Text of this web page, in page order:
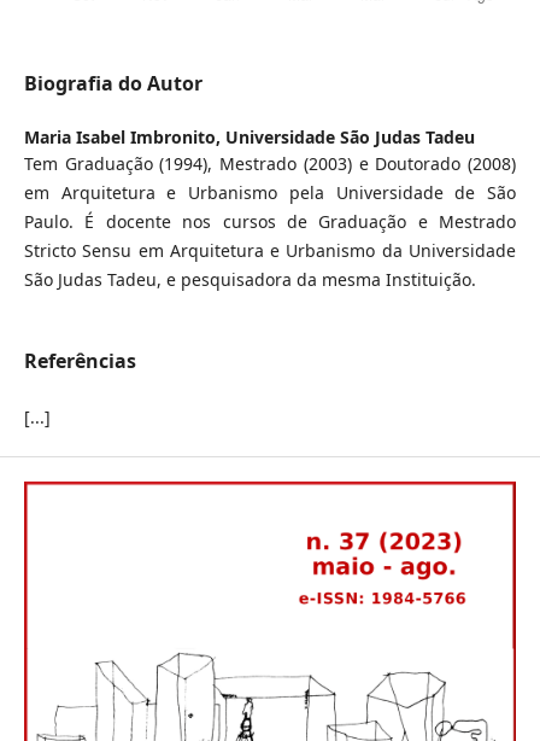
Biografia do Autor
Maria Isabel Imbronito, Universidade São Judas Tadeu
Tem Graduação (1994), Mestrado (2003) e Doutorado (2008)
em Arquitetura e Urbanismo pela Universidade de São
Paulo. É docente nos cursos de Graduação e Mestrado
Stricto Sensu em Arquitetura e Urbanismo da Universidade
São Judas Tadeu, e pesquisadora da mesma Instituição.
Referências
[...]